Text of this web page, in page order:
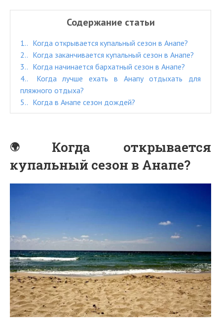
Содержание статьи
1.
Когда открывается купальный сезон в Анапе?
2.
Когда заканчивается купальный сезон в Анапе?
3.
Когда начинается бархатный сезон в Анапе?
4.
Когда лучше ехать в Анапу отдыхать для
пляжного отдыха?
5.
Когда в Анапе сезон дождей?
Когда открывается
купальный сезон в Анапе?